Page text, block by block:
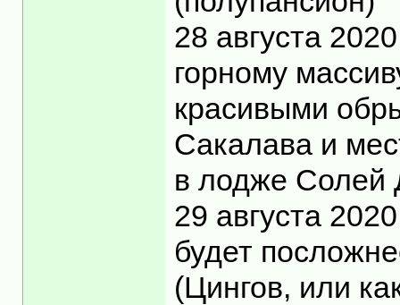
28 августа
горному
красивыми
Сакалава и
в лодже Солей
29 августа
будет
(Цингов, или